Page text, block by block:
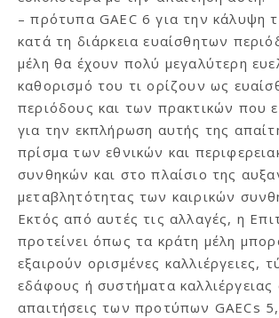
– πρότυπα GAEC 6 για την κάλυψη
κατά τη διάρκεια ευαίσθητων
μέλη θα έχουν πολύ μεγαλύτερη
καθορισμό του τι ορίζουν ως
περιόδους και των πρακτικών που
για την εκπλήρωση αυτής της
πρίσμα των εθνικών και
συνθηκών και στο πλαίσιο της
μεταβλητότητας των καιρικών
Εκτός από αυτές τις αλλαγές, η
προτείνει όπως τα κράτη μέλη
εξαιρούν ορισμένες καλλιέργειες,
εδάφους ή συστήματα καλλιέργειας
απαιτήσεις των προτύπων GAECs